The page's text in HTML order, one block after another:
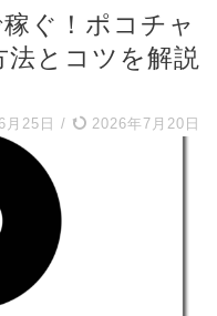
ぐ！ポコチャ
とコツを解説
月25日 / 2026年7月20日